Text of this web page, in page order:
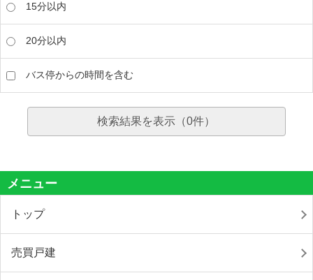
15分以内
20分以内
バス停からの時間を含む
検索結果を表示（0件）
メニュー
トップ
売買戸建